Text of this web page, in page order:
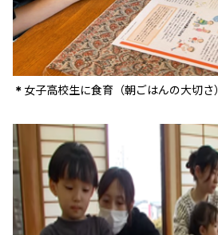
＊ 女子高校生に食育（朝ごはんの大切さ）